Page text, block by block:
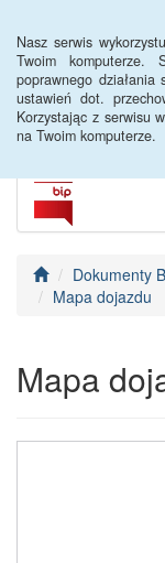
Nasz serwis
Twoim komputerze.
poprawnego
ustawień dot.
Korzystając z serwisu
na Twoim komputerze.
PUP
Dokumenty
Mapa dojazdu
Mapa